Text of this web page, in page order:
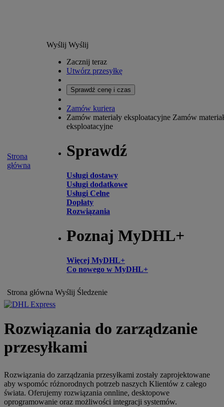
Strona
główna
Wyślij Wyślij
Zacznij teraz
Utwórz przesyłkę
Sprawdź cenę i czas
Zamów kuriera
Zamów materiały eksploatacyjne Zamów
eksploatacyjne
Sprawdź
Usługi dostawy
Usługi dodatkowe
Usługi Celne
Dopłaty
Rozwiązania
Poznaj MyDHL+
Więcej MyDHL+
Co nowego w MyDHL+
Strona główna Wyślij Śledzenie
Rozwiązania do zarządzanie
przesyłkami
Rozwiązania do zarządzania przesyłkami zostały zaprojektowane
aby wspomóc różnorodnych potrzeb naszych Klientów z całego
świata. Oferujemy rozwiązania onnline, desktopowe
oprogramowanie oraz możliwości integracji systemów.